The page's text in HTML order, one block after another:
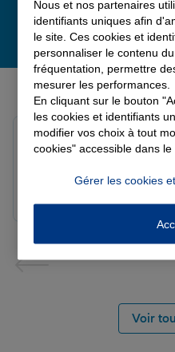
Derniers avis de
Note de 5 sur 5
louna p.
Voir
Nous et nos partenaires
identifiants uniques afin
le site. Ces cookies et
personnaliser le contenu
fréquentation, permettre
mesurer les performances.
En cliquant sur le bouton
les cookies et identifiants
modifier vos choix à tout
cookies" accessible dans le
Gérer les cookies